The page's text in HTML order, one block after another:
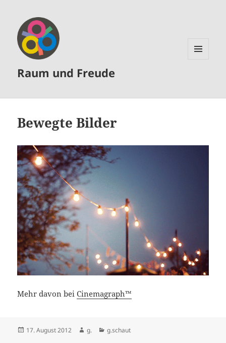
Raum und Freude
Bewegte Bilder
Mehr davon beiCinemagraph™
Veröffentlicht
17. August 2012 Autor
g. Kategorien
g.schaut